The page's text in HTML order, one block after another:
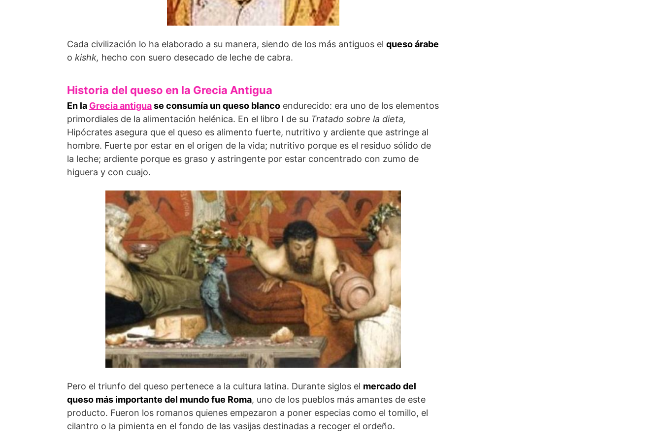
Cada civilización lo ha elaborado a su manera, siendo de los más antiguos el queso árabe
o kishk, hecho con suero desecado de leche de cabra.
Historia del queso en la Grecia Antigua
En la Grecia antiguase consumía un queso blanco endurecido: era uno de los elementos
primordiales de la alimentación helénica. En el libro I de su Tratado sobre la dieta,
Hipócrates asegura que el queso es alimento fuerte, nutritivo y ardiente que astringe al
hombre. Fuerte por estar en el origen de la vida; nutritivo porque es el residuo sólido de
la leche; ardiente porque es graso y astringente por estar concentrado con zumo de
higuera y con cuajo.
Pero el triunfo del queso pertenece a la cultura latina. Durante siglos el mercado del
queso más importante del mundo fue Roma, uno de los pueblos más amantes de este
producto. Fueron los romanos quienes empezaron a poner especias como el tomillo, el
cilantro o la pimienta en el fondo de las vasijas destinadas a recoger el ordeño.